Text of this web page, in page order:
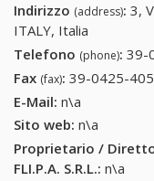
Indirizzo (address): 3,
ITALY, Italia
Telefono (phone): 39-
Fax (fax): 39-0425-
E-Mail: n\a
Sito web: n\a
Proprietario /
FLI.P.A. S.R.L.: n\a